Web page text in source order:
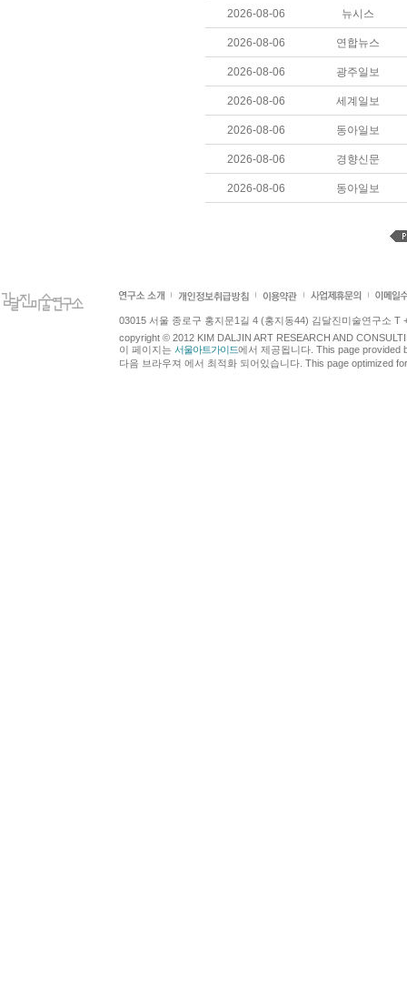
2026-08-06 뉴시스
2026-08-06 연합뉴스
2026-08-06 광주일보
2026-08-06 세계일보
2026-08-06 동아일보
2026-08-06 경향신문
2026-08-06 동아일보
03015 서울 종로구 홍지문1길 4 (홍지동44) 김달진미술연구소 T
copyright © 2012 KIM DALJIN ART RESEARCH AND
이 페이지는 서울아트가이드에서 제공됩니다. This page provided
다음 브라우져 에서 최적화 되어있습니다. This page optimized